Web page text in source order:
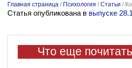
Главная страница / Психология /Статьи /
Статья опубликована в выпуске
Что еще